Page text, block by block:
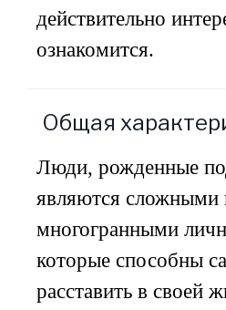
действительно
ознакомится.
Общая
Люди, рожденные
являются сложными
многогранными
которые способны
расставить в своей